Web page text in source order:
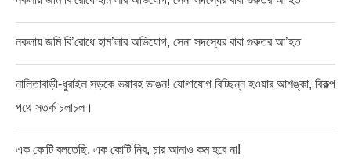
নকলায় জমি বি’রোধে হাম’লার অভিযোগ, সেনা সদস্যের বাবা গুরুতর আ’হত
নালিতাবাড়ী-ধুরাইল সড়কে ভয়াবহ ভাঙন! যোগাযোগ বিচ্ছিন্ন হওয়ার আশঙ্কা, বিকল্প
পথে সতর্ক চলাচল।
এক কোটি বলতেছি, এক কোটি নিব, চার আনাও কম হবে না!